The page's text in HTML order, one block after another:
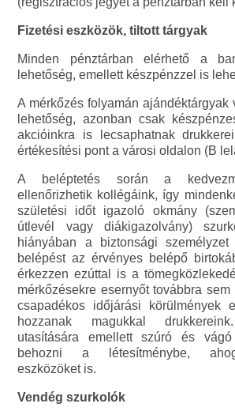
Fizetési eszközök, tiltott tárgyak
Minden pénztárban elérhető a
lehetőség, emellett készpénzzel is
A mérkőzés folyamán ajándéktárgyak
lehetőség, azonban csak
akcióinkra is lecsaphatnak
értékesítési pont a városi oldalon (B
A beléptetés során a
ellenőrizhetik kollégáink, így
születési időt igazoló okmány
útlevél vagy diákigazolvány)
hiányában a biztonsági személyzet
belépést az érvényes belépő
érkezzen ezúttal is a
mérkőzésekre esernyőt továbbra
csapadékos időjárási körülmények
hozzanak magukkal
utasítására emellett szúró és
behozni a létesítménybe,
eszközöket is.
Vendég szurkolók